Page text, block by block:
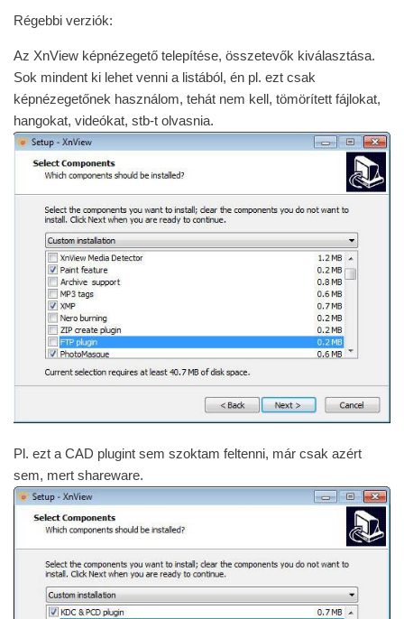
Régebbi verziók:
Az XnView képnézegető telepítése, összetevők kiválasztása.
Sok mindent ki lehet venni a listából, én pl. ezt csak
képnézegetőnek használom, tehát nem kell, tömörített fájlokat,
hangokat, videókat, stb-t olvasnia.
Pl. ezt a CAD plugint sem szoktam feltenni, már csak azért
sem, mert shareware.